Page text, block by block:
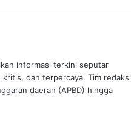
informasi terkini seputar
dan terpercaya. Tim redaksi
daerah (APBD) hingga